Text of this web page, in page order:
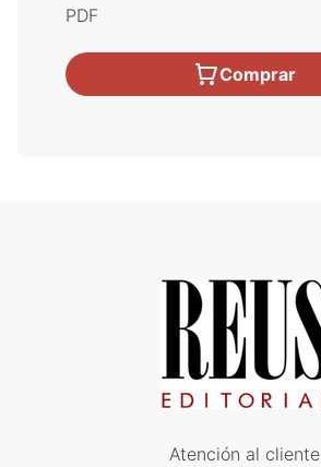
PDF
Comprar
Atención al cliente